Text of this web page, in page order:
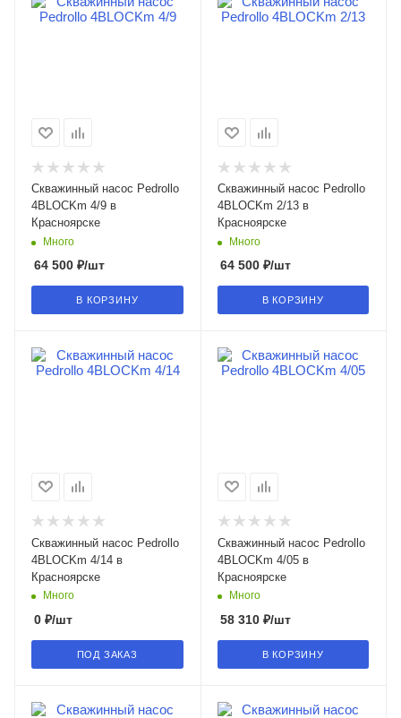
Скважинный насос Pedrollo
4BLOCKm 4/9 в
Красноярске
Много
64 500 ₽/шт
В КОРЗИНУ
Скважинный насос Pedrollo
4BLOCKm 2/13 в
Красноярске
Много
64 500₽/шт
В КОРЗИНУ
Скважинный насос Pedrollo
4BLOCKm 4/14 в
Красноярске
Много
0 ₽/шт
ПОД ЗАКАЗ
Скважинный насос Pedrollo
4BLOCKm 4/05 в
Красноярске
Много
58 310₽/шт
В КОРЗИНУ